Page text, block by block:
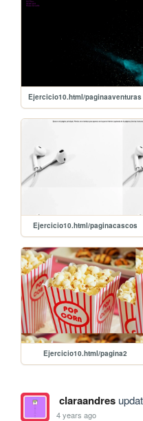
Ejercicio10.html/paginaaventuras
Ejercicio10.html/paginacascos
Ejercicio10.html/pagina2
claraandres
4 years ago